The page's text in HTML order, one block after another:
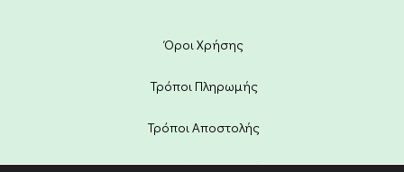
Όροι Χρήσης
Τρόποι Πληρωμής
Τρόποι Αποστολής
Πολιτική Επιστροφών